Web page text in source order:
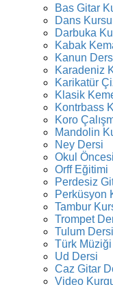
Bas Gitar
Dans Kursu
Darbuka
Kabak
Kanun
Karadeniz
Karikatür
Klasik
Kontrbass
Koro
Mandolin
Ney Dersi
Okul
Orff Eğitimi
Perdesiz
Perküsyon
Tambur
Trompet
Tulum Dersi
Türk Müziği
Ud Dersi
Caz Gitar
Video